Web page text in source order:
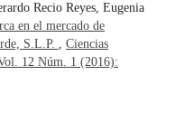
Recio Reyes, Eugenia
en el mercado de
S.L.P.
Ciencias
12 Núm. 1 (2016):